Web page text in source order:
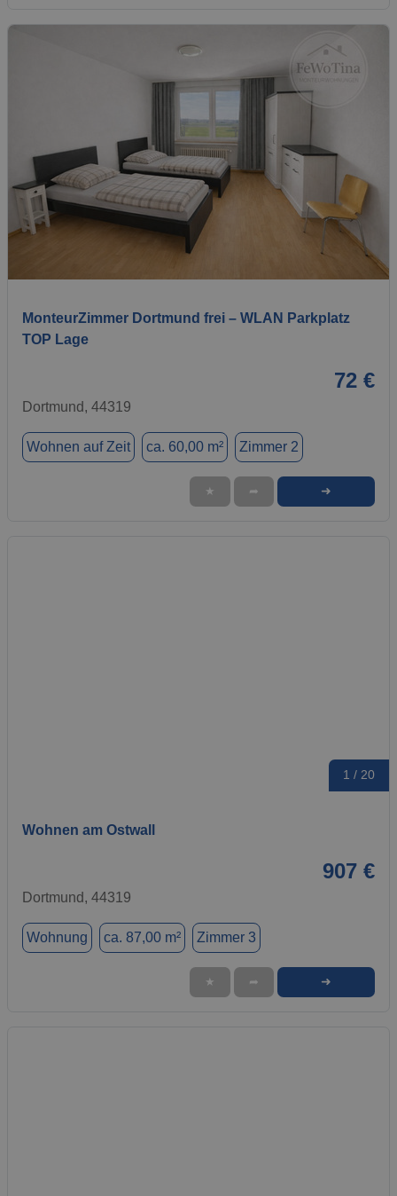
1 / 8
MonteurZimmer Dortmund frei – WLAN Parkplatz
TOP Lage
72 €
Dortmund, 44319
Wohnen auf Zeit ca. 60,00 m² Zimmer 2
★ ➦ ➜
1 / 20
Wohnen am Ostwall
907 €
Dortmund, 44319
Wohnung ca. 87,00 m² Zimmer 3
★ ➦ ➜